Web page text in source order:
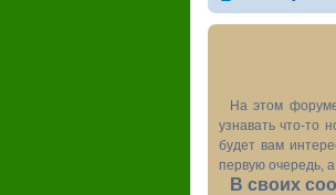
На этом
узнавать что-то
будет вам
первую очередь,
В своих